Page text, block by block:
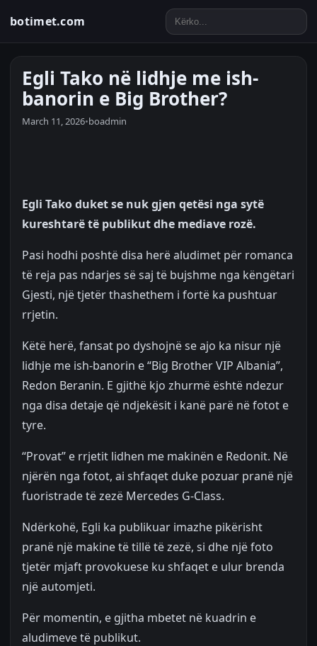
botimet.com
Egli Tako në lidhje me ish-
banorin e Big Brother?
March 11, 2026•boadmin
Egli Tako duket se nuk gjen qetësi nga sytë
kureshtarë të publikut dhe mediave rozë.
Pasi hodhi poshtë disa herë aludimet për romanca
të reja pas ndarjes së saj të bujshme nga këngëtari
Gjesti, një tjetër thashethem i fortë ka pushtuar
rrjetin.
Këtë herë, fansat po dyshojnë se ajo ka nisur një
lidhje me ish-banorin e “Big Brother VIP Albania”,
Redon Beranin. E gjithë kjo zhurmë është ndezur
nga disa detaje që ndjekësit i kanë parë në fotot e
tyre.
“Provat” e rrjetit lidhen me makinën e Redonit. Në
njërën nga fotot, ai shfaqet duke pozuar pranë një
fuoristrade të zezë Mercedes G-Class.
Ndërkohë, Egli ka publikuar imazhe pikërisht
pranë një makine të tillë të zezë, si dhe një foto
tjetër mjaft provokuese ku shfaqet e ulur brenda
një automjeti.
Për momentin, e gjitha mbetet në kuadrin e
aludimeve të publikut.